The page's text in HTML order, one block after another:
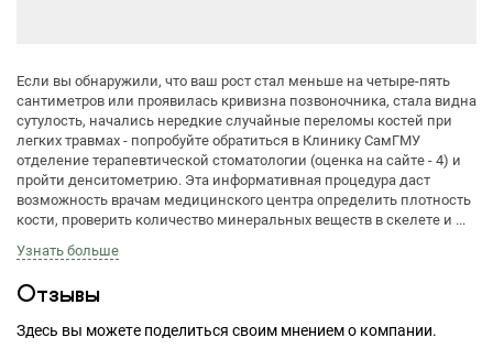
Если вы обнаружили, что ваш рост стал меньше на четыре-пять
сантиметров или проявилась кривизна позвоночника, стала видна
сутулость, начались нередкие случайные переломы костей при
легких травмах - попробуйте обратиться в Клинику СамГМУ
отделение терапевтической стоматологии (оценка на сайте - 4) и
пройти денситометрию. Эта информативная процедура даст
возможность врачам медицинского центра определить плотность
кости, проверить количество минеральных веществ в скелете и ...
Узнать больше
Отзывы
Здесь вы можете поделиться своим мнением о компании.